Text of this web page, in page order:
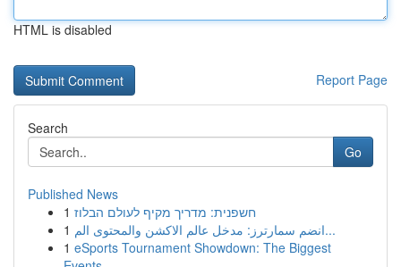
HTML is disabled
Report Page
Search
Go
Published News
1 חשפנית: מדריך מקיף לעולם הבלוז
1
انضم سمارترز: مدخل عالم الاكشن والمحتوى الم...
1 eSports Tournament Showdown: The Biggest